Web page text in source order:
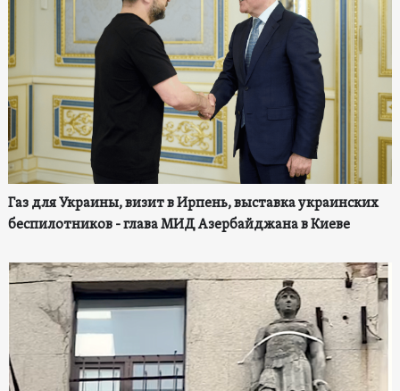
Газ для Украины, визит в Ирпень, выставка украинских
беспилотников - глава МИД Азербайджана в Киеве